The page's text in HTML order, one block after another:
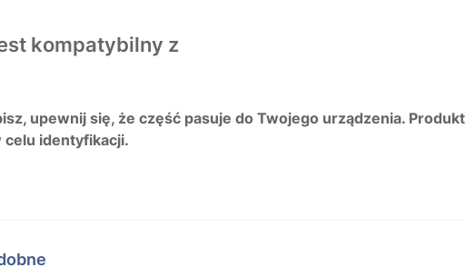
kompatybilny z
upewnij się, że część pasuje do Twojego urządzenia.
celu identyfikacji.